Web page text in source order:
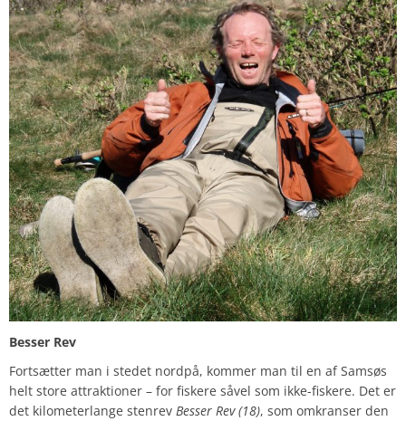
Besser Rev
Fortsætter man i stedet nordpå, kommer man til en af Samsøs
helt store attraktioner – for fiskere såvel som ikke-fiskere. Det er
det kilometerlange stenrev Besser Rev (18), som omkranser den